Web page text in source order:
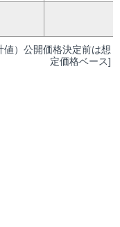
）公開価格決定前は想
定価格ベース]